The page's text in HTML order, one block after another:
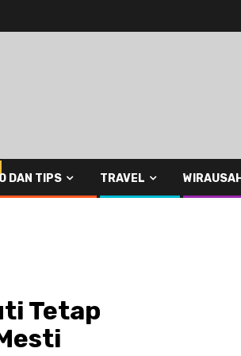
DAN TIPS TRAVEL
Tetap